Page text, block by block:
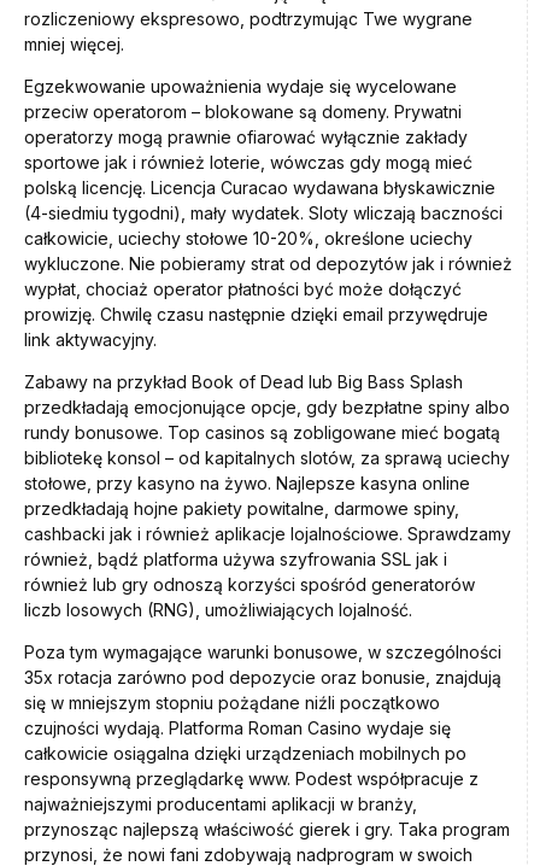
rozliczeniowy ekspresowo, podtrzymując Twe wygrane
mniej więcej.
Egzekwowanie upoważnienia wydaje się wycelowane
przeciw operatorom – blokowane są domeny. Prywatni
operatorzy mogą prawnie ofiarować wyłącznie zakłady
sportowe jak i również loterie, wówczas gdy mogą mieć
polską licencję. Licencja Curacao wydawana błyskawicznie
(4-siedmiu tygodni), mały wydatek. Sloty wliczają baczności
całkowicie, uciechy stołowe 10-20%, określone uciechy
wykluczone. Nie pobieramy strat od depozytów jak i również
wypłat, chociaż operator płatności być może dołączyć
prowizję. Chwilę czasu następnie dzięki email przywędruje
link aktywacyjny.
Zabawy na przykład Book of Dead lub Big Bass Splash
przedkładają emocjonujące opcje, gdy bezpłatne spiny albo
rundy bonusowe. Top casinos są zobligowane mieć bogatą
bibliotekę konsol – od kapitalnych slotów, za sprawą uciechy
stołowe, przy kasyno na żywo. Najlepsze kasyna online
przedkładają hojne pakiety powitalne, darmowe spiny,
cashbacki jak i również aplikacje lojalnościowe. Sprawdzamy
również, bądź platforma używa szyfrowania SSL jak i
również lub gry odnoszą korzyści spośród generatorów
liczb losowych (RNG), umożliwiających lojalność.
Poza tym wymagające warunki bonusowe, w szczególności
35x rotacja zarówno pod depozycie oraz bonusie, znajdują
się w mniejszym stopniu pożądane niźli początkowo
czujności wydają. Platforma Roman Casino wydaje się
całkowicie osiągalna dzięki urządzeniach mobilnych po
responsywną przeglądarkę www. Podest współpracuje z
najważniejszymi producentami aplikacji w branży,
przynosząc najlepszą właściwość gierek i gry. Taka program
przynosi, że nowi fani zdobywają nadprogram w swoich